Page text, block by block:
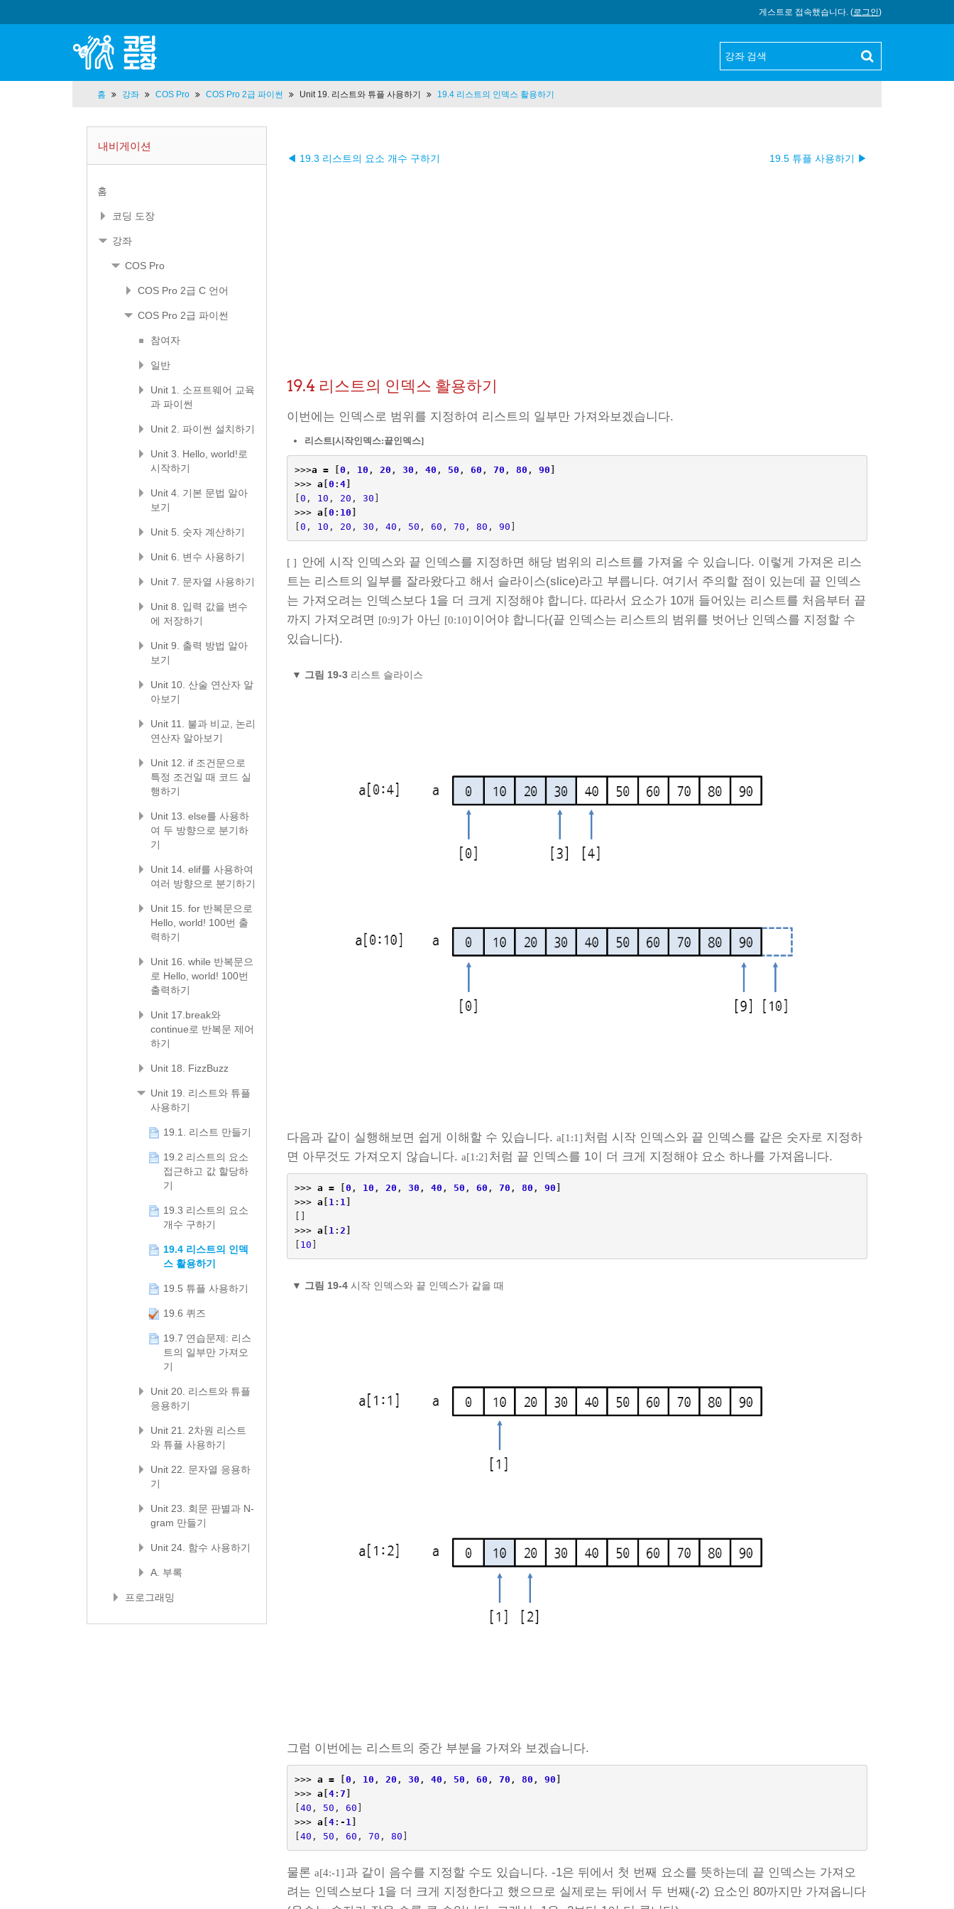
게스트로 접속했습니다. (로그인)
홈 강좌 COS Pro COS Pro 2급 파이썬 Unit 19. 리스트와 튜플 사용하기 19.4 리스트의 인덱스 활용하기
◀ 19.3 리스트의 요소 개수 구하기 19.5 튜플 사용하기 ▶︎
19.4 리스트의 인덱스 활용하기
이번에는 인덱스로 범위를 지정하여 리스트의 일부만 가져와보겠습니다.
리스트[시작인덱스:끝인덱스]
>>>a = [0 , 10 , 20 , 30 , 40 , 50 , 60 , 70 , 80 , 90 ]
>>> a [0 : 4]
[0 , 10 , 20 , 30 ]
>>> a [0 : 10 ]
[0 , 10 , 20 , 30 , 40 , 50 , 60 , 70 , 80 , 90 ]
[ ] 안에 시작 인덱스와 끝 인덱스를 지정하면 해당 범위의 리스트를 가져올 수 있습니다. 이렇게 가져온 리스
트는 리스트의 일부를 잘라왔다고 해서 슬라이스(slice)라고 부릅니다. 여기서 주의할 점이 있는데 끝 인덱스
는 가져오려는 인덱스보다 1을 더 크게 지정해야 합니다. 따라서 요소가 10개 들어있는 리스트를 처음부터 끝
까지 가져오려면 [0:9] 가 아닌 [0:10] 이어야 합니다(끝 인덱스는 리스트의 범위를 벗어난 인덱스를 지정할 수
있습니다).
▼ 그림 19-3리스트 슬라이스
다음과 같이 실행해보면 쉽게 이해할 수 있습니다.a[1:1] 처럼 시작 인덱스와 끝 인덱스를 같은 숫자로 지정하
면 아무것도 가져오지 않습니다.a[1:2] 처럼 끝 인덱스를 1이 더 크게 지정해야 요소 하나를 가져옵니다.
>>> a = 0 , 10 , 20 , 30 , 40 , 50 , 60 , 70 , 80 , 90
>>> a 1 : 1
>>> a 1 : 2
10
▼ 그림 19-4시작 인덱스와 끝 인덱스가 같을 때
그럼 이번에는 리스트의 중간 부분을 가져와 보겠습니다.
>>> a = [0 , 10 , 20 , 30 , 40 , 50 , 60 , 70 , 80 , 90 ]
>>> a [4: 7 ]
[40 , 50 , 60 ]
>>> a [4: - 1 ]
[40 , 50 , 60 , 70 , 80 ]
물론a[4:-1] 과 같이 음수를 지정할 수도 있습니다. -1은 뒤에서 첫 번째 요소를 뜻하는데 끝 인덱스는 가져오
려는 인덱스보다 1을 더 크게 지정한다고 했으므로 실제로는 뒤에서 두 번째(-2) 요소인 80까지만 가져옵니다
내비게이션
홈
코딩 도장
강좌
COS Pro
COS Pro 2급 C 언어
COS Pro 2급 파이썬
참여자
일반
Unit 1. 소프트웨어 교육
과 파이썬
Unit 2. 파이썬 설치하기
Unit 3. Hello, world!로
시작하기
Unit 4. 기본 문법 알아
보기
Unit 5. 숫자 계산하기
Unit 6. 변수 사용하기
Unit 7. 문자열 사용하기
Unit 8. 입력 값을 변수
에 저장하기
Unit 9. 출력 방법 알아
보기
Unit 10. 산술 연산자 알
아보기
Unit 11. 불과 비교, 논리
연산자 알아보기
Unit 12. if 조건문으로
특정 조건일 때 코드 실
행하기
Unit 13. else를 사용하
여 두 방향으로 분기하
기
Unit 14. elif를 사용하여
여러 방향으로 분기하기
Unit 15. for 반복문으로
Hello, world! 100번 출
력하기
Unit 16. while 반복문으
로 Hello, world! 100번
출력하기
Unit 17.break와
continue로 반복문 제어
하기
Unit 18. FizzBuzz
Unit 19. 리스트와 튜플
사용하기
19.1. 리스트 만들기
19.2 리스트의 요소
접근하고 값 할당하
기
19.3 리스트의 요소
개수 구하기
19.4 리스트의 인덱
스 활용하기
19.5 튜플 사용하기
19.6 퀴즈
19.7 연습문제: 리스
트의 일부만 가져오
기
Unit 20. 리스트와 튜플
응용하기
Unit 21. 2차원 리스트
와 튜플 사용하기
Unit 22. 문자열 응용하
기
Unit 23. 회문 판별과 N-
gram 만들기
Unit 24. 함수 사용하기
A. 부록
프로그래밍